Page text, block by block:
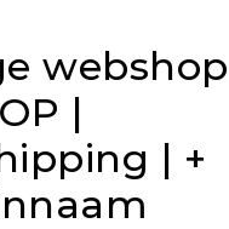
webshop
|
| +